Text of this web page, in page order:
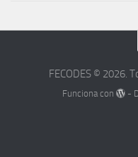
FECODES © 2026.
Funciona con -